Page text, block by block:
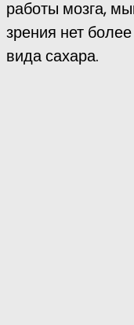
работы мозга,
зрения нет
вида сахара.